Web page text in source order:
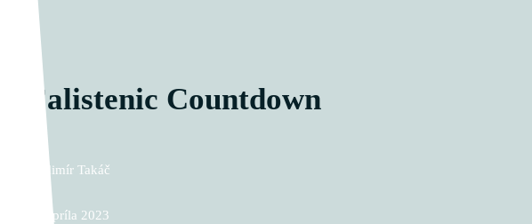
Calistenic Countdown
Vladimír Takáč
13. apríla 2023